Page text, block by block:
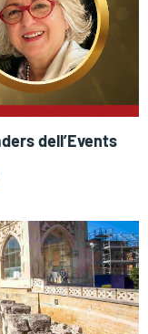
dell’Events